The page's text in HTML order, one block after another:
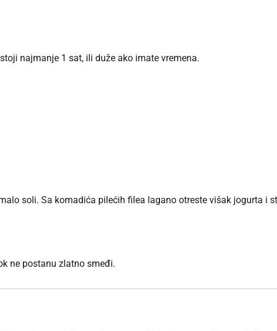
najmanje 1 sat, ili duže ako imate vremena.
soli. Sa komadića pilećih filea lagano otreste višak jogurta i
ne postanu zlatno smeđi.